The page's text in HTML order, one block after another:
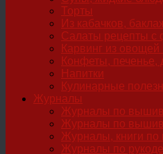
Торты
Из кабачков,
Салаты рецепты с
Карвинг из овощей
Конфеты, печенье,
Напитки
Кулинарные
Журналы
Журналы по
Журналы по
Журналы, книги по
Журналы по